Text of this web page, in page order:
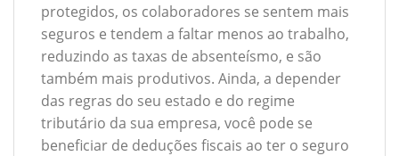
protegidos, os colaboradores se sentem mais
seguros e tendem a faltar menos ao trabalho,
reduzindo as taxas de absenteísmo, e são
também mais produtivos. Ainda, a depender
das regras do seu estado e do regime
tributário da sua empresa, você pode se
beneficiar de deduções fiscais ao ter o seguro